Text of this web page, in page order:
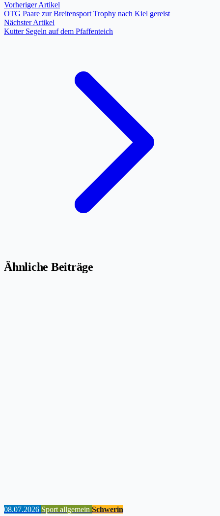
Vorheriger Artikel
OTG Paare zur Breitensport Trophy nach Kiel gereist
Nächster Artikel
Kutter Segeln auf dem Pfaffenteich
Ähnliche Beiträge
08.07.2026 Sport allgemein Schwerin